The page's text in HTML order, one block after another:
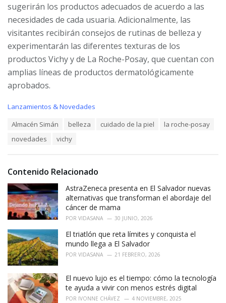
sugerirán los productos adecuados de acuerdo a las
necesidades de cada usuaria. Adicionalmente, las
visitantes recibirán consejos de rutinas de belleza y
experimentarán las diferentes texturas de los
productos Vichy y de La Roche-Posay, que cuentan con
amplias líneas de productos dermatológicamente
aprobados.
C
i
s
:
Lanzamientos & Novedades
Almacén Simán belleza cuidado de la piel
la roche-posay
novedades
vichy
Contenido Relacionado
AstraZeneca presenta en El Salvador nuevas
alternativas que transforman el abordaje del
cáncer de mama
POR VIDASANA 30 JUNIO, 2026
El triatlón que reta límites y conquista el
mundo llega a El Salvador
POR VIDASANA 21 FEBRERO, 2026
El nuevo lujo es el tiempo: cómo la tecnología
te ayuda a vivir con menos estrés digital
POR IVONNE CHÁVEZ 4 NOVIEMBRE, 2025